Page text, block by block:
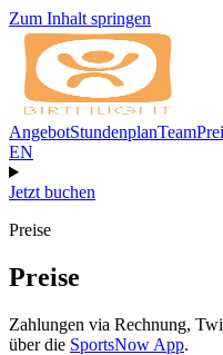
Zum Inhalt springen
AngebotStundenplanTeam
EN
Jetzt buchen
Preise
Preise
Zahlungen via Rechnung,
über die SportsNow App.